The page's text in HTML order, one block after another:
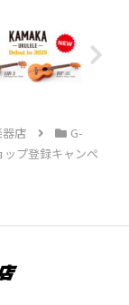
店
G-
ップ登録キャンペ